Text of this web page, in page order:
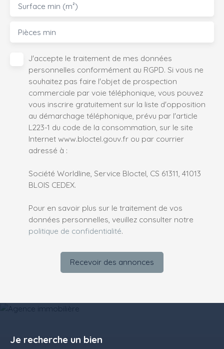
Surface min (m²)
Pièces min
J'accepte le traitement de mes données
personnelles conformément au RGPD. Si vous ne
souhaitez pas faire l'objet de prospection
commerciale par voie téléphonique, vous pouvez
vous inscrire gratuitement sur la liste d'opposition
au démarchage téléphonique, prévu par l'article
L223-1 du code de la consommation, sur le site
Internet www.bloctel.gouv.fr ou par courrier
adressé à :
Société Worldline, Service Bloctel, CS 61311, 41013
BLOIS CEDEX.
Pour en savoir plus sur le traitement de vos
données personnelles, veuillez consulter notre
politique de confidentialité.
Recevoir des annonces
Je recherche un bien